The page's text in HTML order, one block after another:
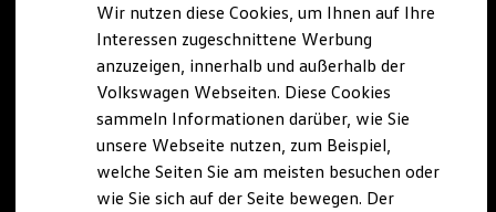
Laden unterwegs
Laden Zuhause
Ladestationen finden
Ladezeitensimulator
Batterie
Sicherheit
Nachhaltigkeit
Technologie
Kosten und Kauf
Wir nutzen diese Cookies, um Ihnen auf Ihre
Interessen zugeschnittene Werbung
anzuzeigen, innerhalb und außerhalb der
Volkswagen Webseiten. Diese Cookies
sammeln Informationen darüber, wie Sie
unsere Webseite nutzen, zum Beispiel,
welche Seiten Sie am meisten besuchen oder
wie Sie sich auf der Seite bewegen. Der